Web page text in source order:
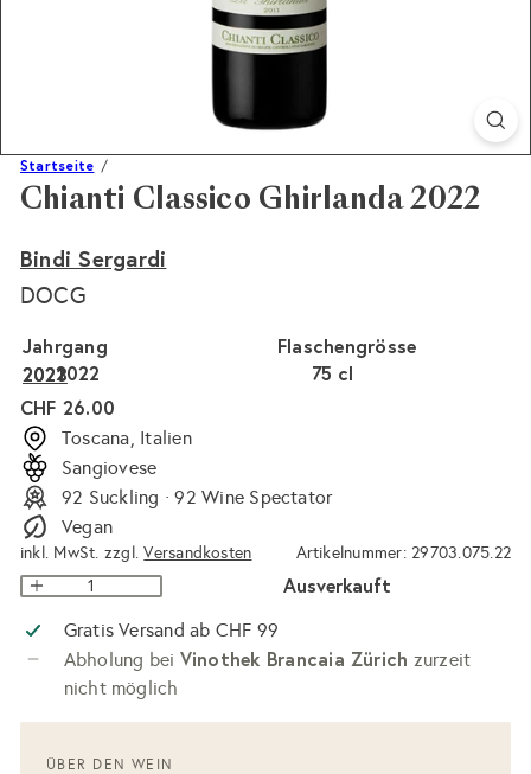
Startseite
Chianti Classico Ghirlanda 2022
Bindi Sergardi
DOCG
Flaschengrösse
75 cl
Jahrgang
2022 Variante ausverkauft oder nicht verfügbar
2023
2021
Normaler
Preis
CHF 26.00
Toscana, Italien
Sangiovese
92 Suckling · 92 Wine Spectator
Vegan
inkl. MwSt. zzgl.Versandkosten Artikelnummer: 29703.075.22
Ausverkauft
Gratis Versand ab CHF 99
Abholung bei Vinothek Brancaia Zürich zurzeit
nicht möglich
ÜBER DEN WEIN